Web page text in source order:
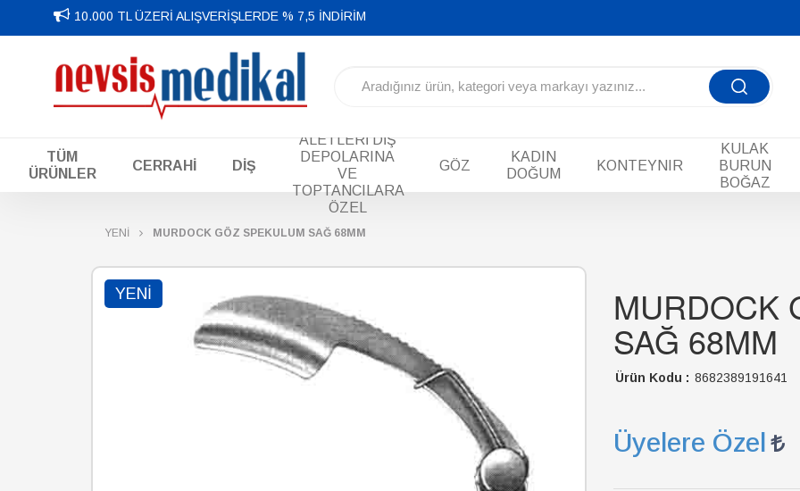
10.000 TL ÜZERİ ALIŞVERİŞLERDE % 7,5 İNDİRİM
TÜM
ÜRÜNLER
CERRAHİ DİŞ
ALETLERİ DİŞ
DEPOLARINA
VE
TOPTANCILARA
ÖZEL
GÖZ
KADIN
DOĞUM
KONTEYNIR
KULAK
BURUN
BOĞAZ
YENİ MURDOCK GÖZ SPEKULUM SAĞ 68MM
YENI MURDOCK
SAĞ 68MM
Ürün Kodu : 8682389191641
Üyelere Özel